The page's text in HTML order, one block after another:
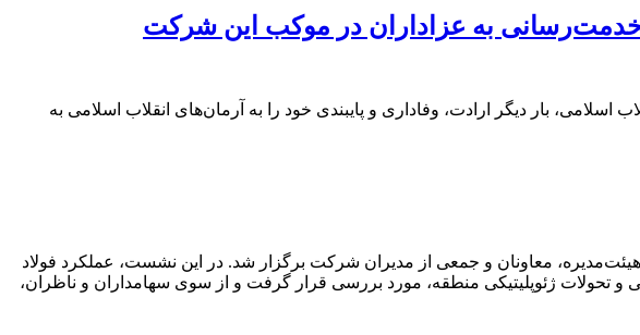
خدمت‌رسانی به عزاداران در موکب این شرکت
بار دیگر ارادت، وفاداری و پایبندی خود را به آرمان‌های انقلاب اسلامی به
معاونان و جمعی از مدیران شرکت برگزار شد. در این نشست، عملکرد فولاد
لجستیکی و تحولات ژئوپلیتیکی منطقه، مورد بررسی قرار گرفت و از سوی سهامداران و ناظران،